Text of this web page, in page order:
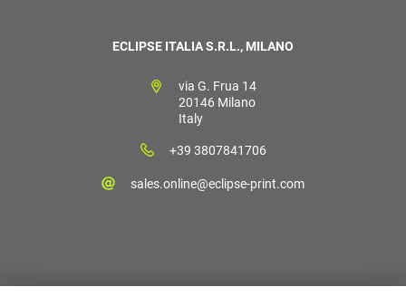
ECLIPSE ITALIA S.R.L., MILANO
via G. Frua 14
20146 Milano
Italy
+39 3807841706
sales.online@eclipse-print.com